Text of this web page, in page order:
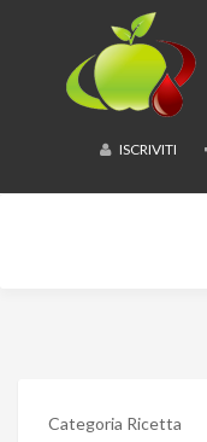
ISCRIVITI
Categoria Ricetta